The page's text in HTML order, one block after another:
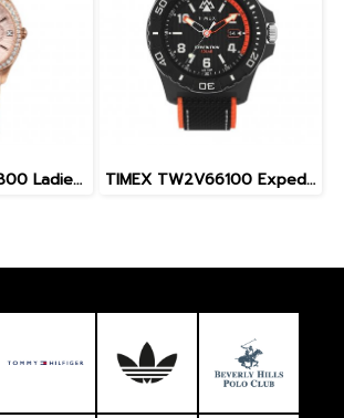
TIMEX TW2W17800 Ladies นาฬิกาข้อมือผู้หญิง สายสแตนเลส สีโรสโกลด์ หน้าปัด 36 มม. TIMEX TW2V66100 Expedition North® Freedive Ocea นาฬิกาข้อมือผู้ชาย สายผลิตจากวัสดุใต้ทะเลลึก สีดำ/ส้ม หน้าปัด 46 มม.